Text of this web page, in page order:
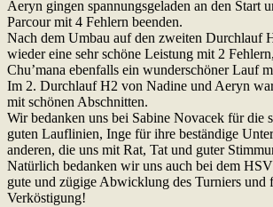
Aeryn gingen spannungsgeladen an den Start
Parcour mit 4 Fehlern beenden.
Nach dem Umbau auf den zweiten Durchlauf
wieder eine sehr schöne Leistung mit 2
Chu’mana ebenfalls ein wunderschöner Lauf
Im 2. Durchlauf H2 von Nadine und Aeryn
mit schönen Abschnitten.
Wir bedanken uns bei Sabine Novacek für die
guten Lauflinien, Inge für ihre beständige
anderen, die uns mit Rat, Tat und guter
Natürlich bedanken wir uns auch bei dem
gute und zügige Abwicklung des Turniers und
Verköstigung!